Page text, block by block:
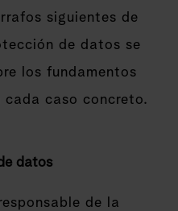
siguientes de
de datos se
los fundamentos
caso concreto.
datos
de la